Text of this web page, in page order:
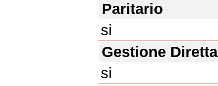
Paritario
si
Gestione Diretta
si